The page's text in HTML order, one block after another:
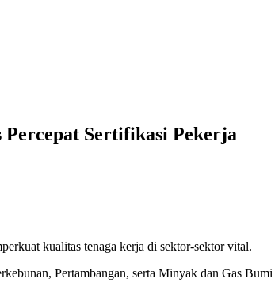
Sertifikasi Pekerja
kualitas tenaga kerja di sektor-sektor vital.
Pertambangan, serta Minyak dan Gas